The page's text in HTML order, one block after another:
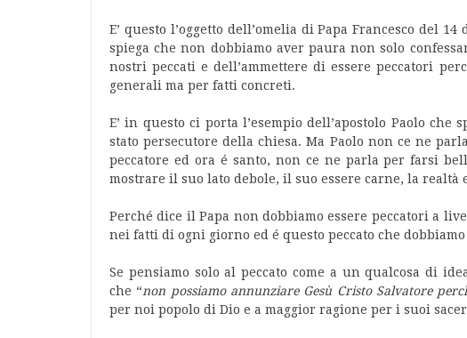
E’ questo l’oggetto dell’omelia di Papa Francesco del
spiega che non dobbiamo aver paura non solo
nostri peccati e dell’ammettere di essere peccatori
generali ma per fatti concreti.
E’ in questo ci porta l’esempio dell’apostolo Paolo che
stato persecutore della chiesa. Ma Paolo non ce ne
peccatore ed ora é santo, non ce ne parla per farsi
mostrare il suo lato debole, il suo essere carne, la realtà
Perché dice il Papa non dobbiamo essere peccatori a
nei fatti di ogni giorno ed é questo peccato che
Se pensiamo solo al peccato come a un qualcosa di
che “non possiamo annunziare Gesù Cristo Salvatore
per noi popolo di Dio e a maggior ragione per i suoi